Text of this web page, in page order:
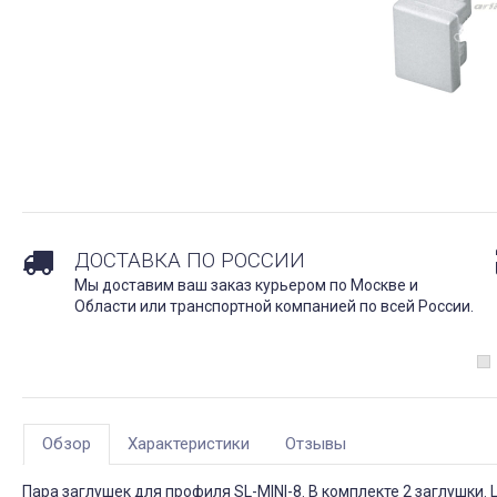
ДОСТАВКА ПО РОССИИ
Мы доставим ваш заказ курьером по Москве и
Области или транспортной компанией по всей России.
Обзор Характеристики Отзывы
Пара заглушек для профиля SL-MINI-8. В комплекте 2 заглушки.